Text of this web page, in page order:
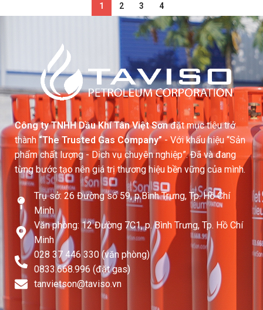
1 2 3 4
Công ty TNHH Dầu Khí Tân Việt Sơnđặt mục tiêu trở
thành “The Trusted Gas Company”- Với khẩu hiệu “Sản
phẩm chất lượng - Dịch vụ chuyên nghiệp”. Đã và đang
từng bước tạo nên giá trị thương hiệu bền vững của mình.
Trụ sở: 26 Đường số 59, p.Bình Trưng, Tp. Hồ Chí
Minh
Văn phòng: 12 Đường 7C1, p. Bình Trưng, Tp. Hồ Chí
Minh
028 37 446 330 (văn phòng)
0833.668.996 (đặt gas)
tanvietson@taviso.vn​